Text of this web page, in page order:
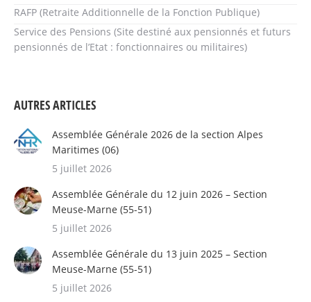
RAFP (Retraite Additionnelle de la Fonction Publique)
Service des Pensions (Site destiné aux pensionnés et futurs
pensionnés de l’Etat : fonctionnaires ou militaires)
AUTRES ARTICLES
Assemblée Générale 2026 de la section Alpes
Maritimes (06)
5 juillet 2026
Assemblée Générale du 12 juin 2026 – Section
Meuse-Marne (55-51)
5 juillet 2026
Assemblée Générale du 13 juin 2025 – Section
Meuse-Marne (55-51)
5 juillet 2026